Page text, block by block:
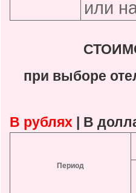
или
при выборе
В рублях В
Период